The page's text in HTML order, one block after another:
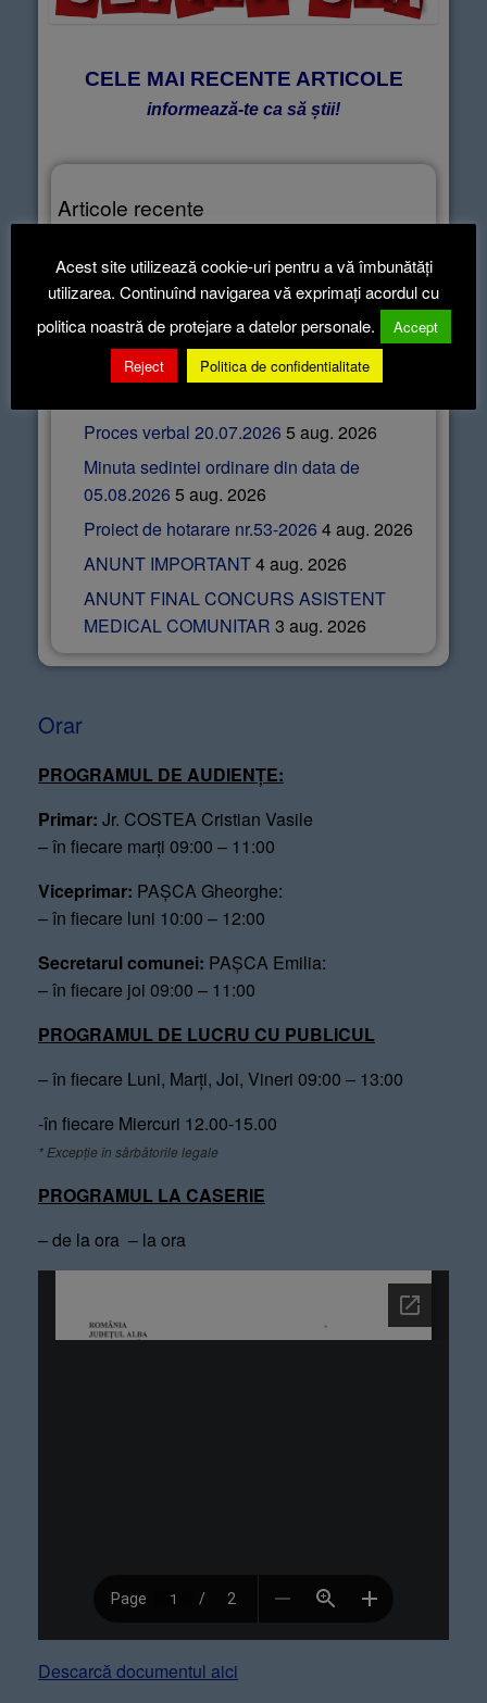
CELE MAI RECENTE ARTICOLE
informează-te ca să știi!
Articole recente
Hotararea nr.52-2026 5 aug. 2026
Hotararea nr.51-2026 5 aug. 2026
Hotararea nr.50-2026 5 aug. 2026
Hotararea nr.49-2026 5 aug. 2026
Proces verbal 20.07.2026 5 aug. 2026
Minuta sedintei ordinare din data de
05.08.2026 5 aug. 2026
Proiect de hotarare nr.53-2026 4 aug. 2026
ANUNT IMPORTANT4 aug. 2026
ANUNT FINAL CONCURS ASISTENT
MEDICAL COMUNITAR 3 aug. 2026
Orar
PROGRAMUL DE AUDIENȚE:
Primar: Jr. COSTEA Cristian Vasile
– în fiecare marți 09:00 – 11:00
Viceprimar: PAȘCA Gheorghe:
– în fiecare luni 10:00 – 12:00
Secretarul comunei: PAȘCA Emilia:
– în fiecare joi 09:00 – 11:00
PROGRAMUL DE LUCRU CU PUBLICUL
– în fiecare Luni, Marți, Joi, Vineri 09:00 – 13:00
-în fiecare Miercuri 12.00-15.00
* Excepție în sărbătorile legale
PROGRAMUL LA CASERIE
– de la ora – la ora
Descarcă documentul aici
Acest site utilizează cookie-uri pentru a vă îmbunătăți
utilizarea. Continuînd navigarea vă exprimați acordul cu
politica noastră de protejare a datelor personale.
Accept
Reject
Politica de confidentialitate